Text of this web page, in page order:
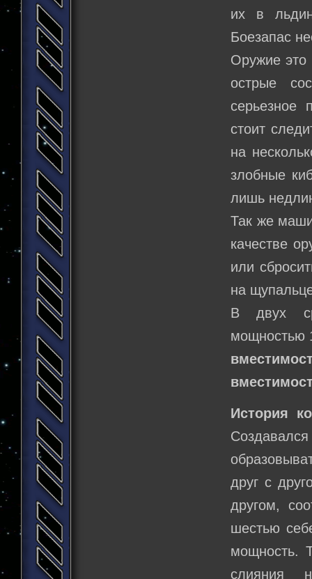
их в
Боезапас
Оружие это
острые
серьезное
стоит
на
злобные
лишь
Так же
качестве
или
на
В двух
мощностью
История
друг с
другом,
шестью
мощность.
слияния